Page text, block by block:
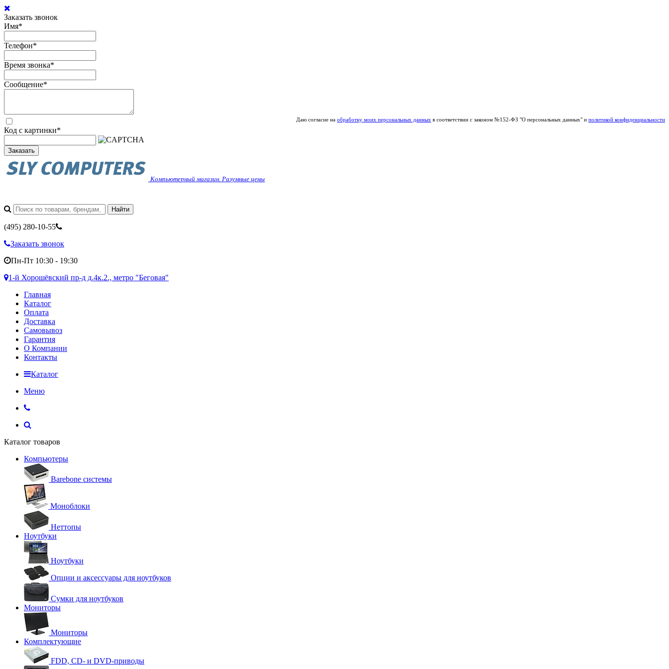
Заказать звонок
Имя*
Телефон*
Время звонка*
Сообщение*
Даю согласие на обработку моих персональных данных в соответствии с законом №152-ФЗ "О персональных данных" и политикой конфиденциальности
Код с картинки*
Заказать
Компьютерный магазин. Разумные цены
(495) 280-10-55
Заказать звонок
Пн-Пт 10:30 - 19:30
1-й Хорошёвский пр-д д.4к.2., метро "Беговая"
Главная
Каталог
Оплата
Доставка
Самовывоз
Гарантия
О Компании
Контакты
Каталог
Меню
Каталог товаров
Компьютеры
Barebone системы
Моноблоки
Неттопы
Ноутбуки
Ноутбуки
Опции и аксессуары для ноутбуков
Сумки для ноутбуков
Мониторы
Мониторы
Комплектующие
FDD, CD- и DVD-приводы